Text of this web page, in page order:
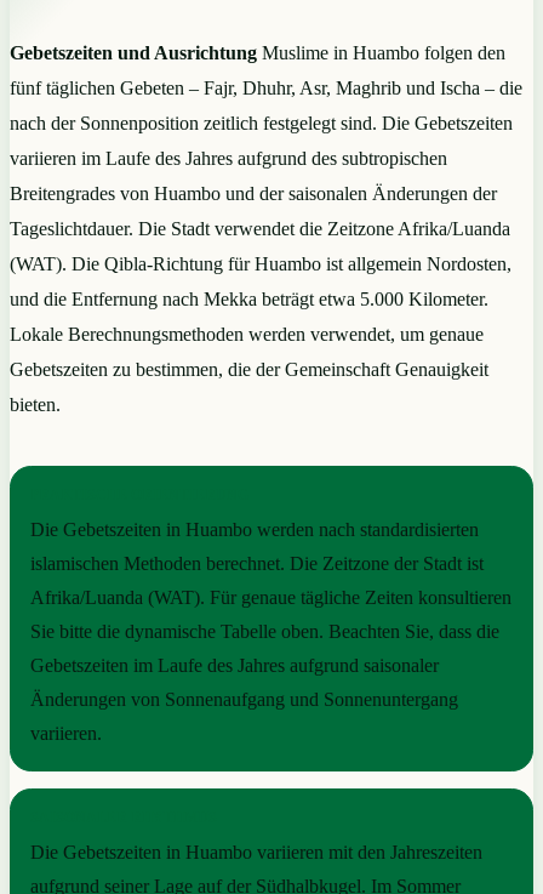
Gebetszeiten und Ausrichtung Muslime in Huambo folgen den
fünf täglichen Gebeten – Fajr, Dhuhr, Asr, Maghrib und Ischa – die
nach der Sonnenposition zeitlich festgelegt sind. Die Gebetszeiten
variieren im Laufe des Jahres aufgrund des subtropischen
Breitengrades von Huambo und der saisonalen Änderungen der
Tageslichtdauer. Die Stadt verwendet die Zeitzone Afrika/Luanda
(WAT). Die Qibla-Richtung für Huambo ist allgemein Nordosten,
und die Entfernung nach Mekka beträgt etwa 5.000 Kilometer.
Lokale Berechnungsmethoden werden verwendet, um genaue
Gebetszeiten zu bestimmen, die der Gemeinschaft Genauigkeit
bieten.
Die Gebetszeiten in Huambo werden nach standardisierten
islamischen Methoden berechnet. Die Zeitzone der Stadt ist
Afrika/Luanda (WAT). Für genaue tägliche Zeiten konsultieren
Sie bitte die dynamische Tabelle oben. Beachten Sie, dass die
Gebetszeiten im Laufe des Jahres aufgrund saisonaler
Änderungen von Sonnenaufgang und Sonnenuntergang
variieren.
Die Gebetszeiten in Huambo variieren mit den Jahreszeiten
aufgrund seiner Lage auf der Südhalbkugel. Im Sommer